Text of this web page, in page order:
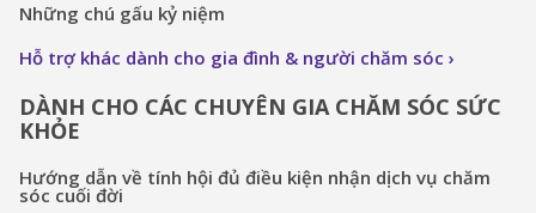
Những chú gấu kỷ niệm
Hỗ trợ khác dành cho gia đình & người chăm sóc
DÀNH CHO CÁC CHUYÊN GIA CHĂM SÓC SỨC
KHỎE
Hướng dẫn về tính hội đủ điều kiện nhận dịch vụ chăm
sóc cuối đời